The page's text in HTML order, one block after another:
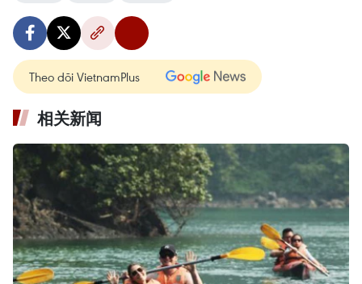
Theo dõi VietnamPlus
相关新闻